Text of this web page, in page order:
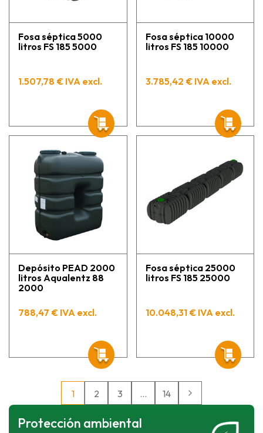
Fosa séptica 5000
litros FS 185 5000
1.507,78 € IVA excl.
Fosa séptica 10000
litros FS 185 10000
3.785,42 € IVA excl.
Depósito PEAD 2000
litros Aqualentz 88
2000
788,47 € IVA excl.
Fosa séptica 25000
litros FS 185 25000
10.048,31 € IVA excl.
1 2 3 … 14
Protección ambiental